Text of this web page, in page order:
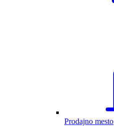
Prodajno mesto